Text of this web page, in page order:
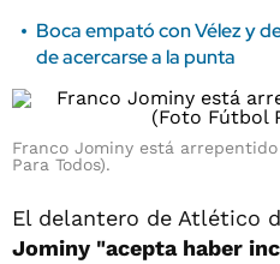
Boca empató con Vélez y
de acercarse a la punta
Franco Jominy está
Para Todos).
El delantero de Atlético
Jominy "acepta haber